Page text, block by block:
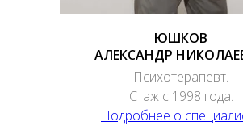
ЮШКОВ
АЛЕКСАНДР
Психотерапевт.
Стаж с 1998 года.
Подробнее о